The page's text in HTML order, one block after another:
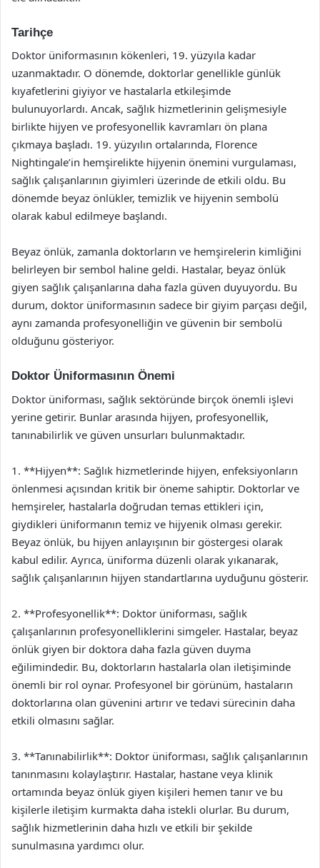
Tarihçe
Doktor üniformasının kökenleri, 19. yüzyıla kadar
uzanmaktadır. O dönemde, doktorlar genellikle günlük
kıyafetlerini giyiyor ve hastalarla etkileşimde
bulunuyorlardı. Ancak, sağlık hizmetlerinin gelişmesiyle
birlikte hijyen ve profesyonellik kavramları ön plana
çıkmaya başladı. 19. yüzyılın ortalarında, Florence
Nightingale’in hemşirelikte hijyenin önemini vurgulaması,
sağlık çalışanlarının giyimleri üzerinde de etkili oldu. Bu
dönemde beyaz önlükler, temizlik ve hijyenin sembolü
olarak kabul edilmeye başlandı.
Beyaz önlük, zamanla doktorların ve hemşirelerin kimliğini
belirleyen bir sembol haline geldi. Hastalar, beyaz önlük
giyen sağlık çalışanlarına daha fazla güven duyuyordu. Bu
durum, doktor üniformasının sadece bir giyim parçası değil,
aynı zamanda profesyonelliğin ve güvenin bir sembolü
olduğunu gösteriyor.
Doktor Üniformasının Önemi
Doktor üniforması, sağlık sektöründe birçok önemli işlevi
yerine getirir. Bunlar arasında hijyen, profesyonellik,
tanınabilirlik ve güven unsurları bulunmaktadır.
1. **Hijyen**: Sağlık hizmetlerinde hijyen, enfeksiyonların
önlenmesi açısından kritik bir öneme sahiptir. Doktorlar ve
hemşireler, hastalarla doğrudan temas ettikleri için,
giydikleri üniformanın temiz ve hijyenik olması gerekir.
Beyaz önlük, bu hijyen anlayışının bir göstergesi olarak
kabul edilir. Ayrıca, üniforma düzenli olarak yıkanarak,
sağlık çalışanlarının hijyen standartlarına uyduğunu gösterir.
2. **Profesyonellik**: Doktor üniforması, sağlık
çalışanlarının profesyonelliklerini simgeler. Hastalar, beyaz
önlük giyen bir doktora daha fazla güven duyma
eğilimindedir. Bu, doktorların hastalarla olan iletişiminde
önemli bir rol oynar. Profesyonel bir görünüm, hastaların
doktorlarına olan güvenini artırır ve tedavi sürecinin daha
etkili olmasını sağlar.
3. **Tanınabilirlik**: Doktor üniforması, sağlık çalışanlarının
tanınmasını kolaylaştırır. Hastalar, hastane veya klinik
ortamında beyaz önlük giyen kişileri hemen tanır ve bu
kişilerle iletişim kurmakta daha istekli olurlar. Bu durum,
sağlık hizmetlerinin daha hızlı ve etkili bir şekilde
sunulmasına yardımcı olur.